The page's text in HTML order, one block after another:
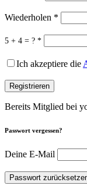
Wiederholen *
5 + 4 = ? *
Ich akzeptiere die
Registrieren
Bereits Mitglied bei
Passwort vergessen?
Deine E-Mail
Passwort